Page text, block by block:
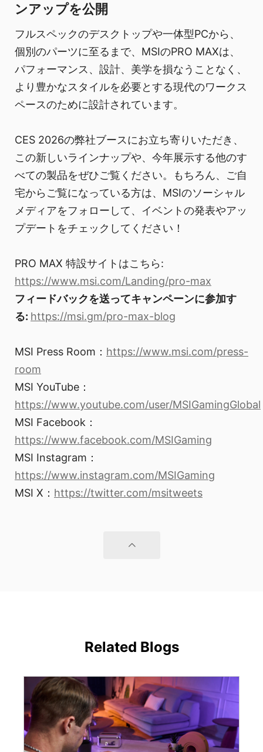
ンアップを公開
フルスペックのデスクトップや一体型PCから、
個別のパーツに至るまで、MSIのPRO MAXは、
パフォーマンス、設計、美学を損なうことなく、
より豊かなスタイルを必要とする現代のワークス
ペースのために設計されています。
CES 2026の弊社ブースにお立ち寄りいただき、
この新しいラインナップや、今年展示する他のす
べての製品をぜひご覧ください。もちろん、ご自
宅からご覧になっている方は、MSIのソーシャル
メディアをフォローして、イベントの発表やアッ
プデートをチェックしてください！
PRO MAX 特設サイトはこちら:
https://www.msi.com/Landing/pro-max
フィードバックを送ってキャンペーンに参加す
る: https://msi.gm/pro-max-blog
MSI Press Room： https://www.msi.com/press-
room
MSI YouTube：
https://www.youtube.com/user/MSIGamingGlobal
MSI Facebook：
https://www.facebook.com/MSIGaming
MSI Instagram：
https://www.instagram.com/MSIGaming
MSI X： https://twitter.com/msitweets
Related Blogs